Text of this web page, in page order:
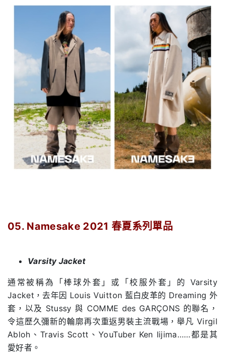
05. Namesake 2021春夏系列單品
Varsity Jacket
通常被稱為「棒球外套」或「校服外套」的 Varsity
Jacket，去年因 Louis Vuitton 藍白皮革的 Dreaming 外
套，以及 Stussy 與 COMME des GARÇONS 的聯名，
令這歷久彌新的輪廓再次重返男裝主流戰場，舉凡 Virgil
Abloh、Travis Scott、YouTuber Ken Iijima……都是其
愛好者。